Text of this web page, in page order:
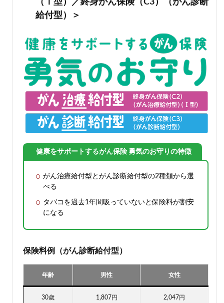
（Ⅰ型）／終身がん保険（C3）（がん診断
給付型）＞
健康をサポートするがん保険 勇気のお守りの特徴
がん治療給付型とがん診断給付型の2種類から選
べる
タバコを過去1年間吸っていないと保険料が割安
になる
保険料例（がん診断給付型）
年齢 男性 女性
30歳 1,807円 2,047円